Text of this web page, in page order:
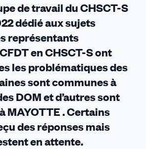
de travail du CHSCT-S
dédié aux sujets
représentants
en CHSCT-S ont
les problématiques des
sont communes à
DOM et d’autres sont
MAYOTTE . Certains
des réponses mais
en attente.